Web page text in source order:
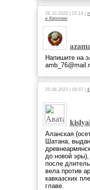
26.10.2023 | 15:14 |
в Киргизии
Напишите на
25.08.2023 | 19:07 |
Аланская
Шатана,
до новой
после
вела против
кавказских
главе.